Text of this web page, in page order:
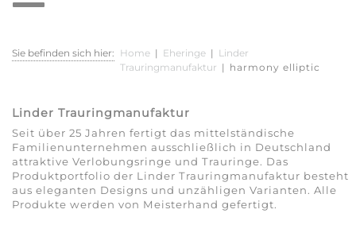
Sie befinden sich hier: Home | Eheringe | Linder
Trauringmanufaktur | harmony elliptic
Linder Trauringmanufaktur
Seit über 25 Jahren fertigt das mittelständische
Familienunternehmen ausschließlich in Deutschland
attraktive Verlobungsringe und Trauringe. Das
Produktportfolio der Linder Trauringmanufaktur besteht
aus eleganten Designs und unzähligen Varianten. Alle
Produkte werden von Meisterhand gefertigt.